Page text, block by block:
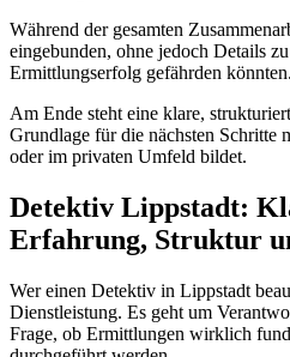
Während der gesamten
eingebunden, ohne jedoch Details
Ermittlungserfolg gefährden könnten.
Am Ende steht eine klare,
Grundlage für die nächsten Schritte
oder im privaten Umfeld bildet.​
Detektiv Lippstadt:
Erfahrung, Struktur
Wer einen Detektiv in Lippstadt
Dienstleistung. Es geht um
Frage, ob Ermittlungen wirklich